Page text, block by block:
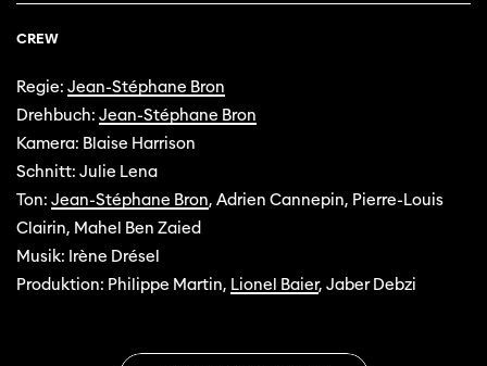
CREW
Regie: Jean-Stéphane Bron
Drehbuch: Jean-Stéphane Bron
Kamera: Blaise Harrison
Schnitt: Julie Lena
Ton: Jean-Stéphane Bron, Adrien Cannepin, Pierre-Louis
Clairin, Mahel Ben Zaied
Musik: Irène Drésel
Produktion: Philippe Martin, Lionel Baier, Jaber Debzi